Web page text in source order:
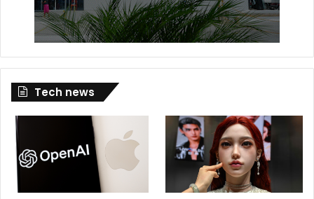
Tech news